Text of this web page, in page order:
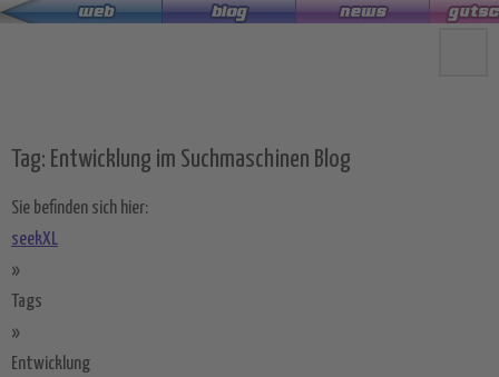
Zum
Tag: Entwicklung im Suchmaschinen Blog
Sie befinden sich hier:
seekXL
»
Tags
»
Entwicklung